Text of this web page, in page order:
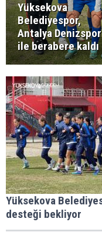
Yüksekova
Belediyespor,
Antalya Denizspor
ile berabere kaldı
Yüksekova
desteği bekliyor